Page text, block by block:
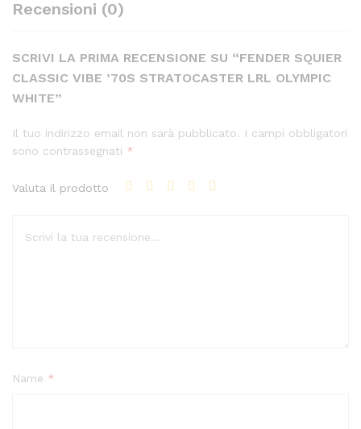
Recensioni (0)
SCRIVI LA PRIMA RECENSIONE SU “FENDER SQUIER
CLASSIC VIBE ’70S STRATOCASTER LRL OLYMPIC
WHITE”
Il tuo indirizzo email non sarà pubblicato. I campi obbligatori
sono contrassegnati *
Valuta il prodotto
Name *